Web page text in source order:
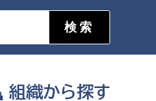
組織から探す